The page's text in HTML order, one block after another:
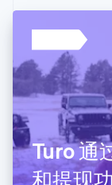
Turo 通
和提现
丹麦
English
Deutsch
法国
Français
芬兰
English
荷兰
Nederlands
加拿大